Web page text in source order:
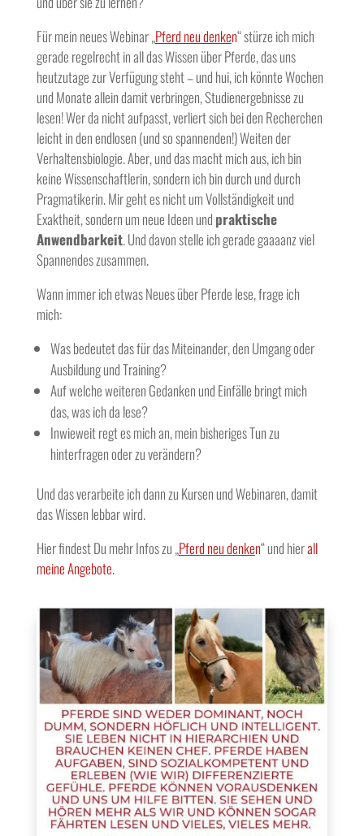
Für mein neues Webinar „Pferd neu denken“ stürze ich mich
gerade regelrecht in all das Wissen über Pferde, das uns
heutzutage zur Verfügung steht – und hui, ich könnte Wochen
und Monate allein damit verbringen, Studienergebnisse zu
lesen! Wer da nicht aufpasst, verliert sich bei den Recherchen
leicht in den endlosen (und so spannenden!) Weiten der
Verhaltensbiologie. Aber, und das macht mich aus, ich bin
keine Wissenschaftlerin, sondern ich bin durch und durch
Pragmatikerin. Mir geht es nicht um Vollständigkeit und
Exaktheit, sondern um neue Ideen und praktische
Anwendbarkeit. Und davon stelle ich gerade gaaaanz viel
Spannendes zusammen.
Wann immer ich etwas Neues über Pferde lese, frage ich
mich:
Was bedeutet das für das Miteinander, den Umgang oder
Ausbildung und Training?
Auf welche weiteren Gedanken und Einfälle bringt mich
das, was ich da lese?
Inwieweit regt es mich an, mein bisheriges Tun zu
hinterfragen oder zu verändern?
Und das verarbeite ich dann zu Kursen und Webinaren, damit
das Wissen lebbar wird.
Hier findest Du mehr Infos zu „Pferd neu denken“ und hierall
meine Angebote.